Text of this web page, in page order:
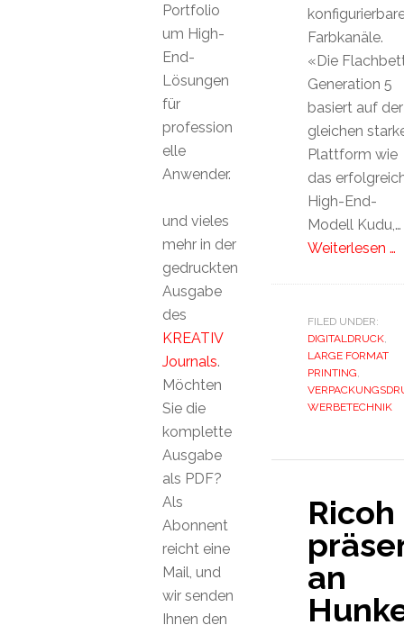
Farbkanäle.
«Die
Generation 5
basiert auf der
gleichen
Plattform wie
das
High-End-
Modell Kudu,…
Weiterlesen …
FILED UNDER:
DIGITALDRUCK,
LARGE FORMAT
PRINTING,
WERBETECHNIK
Ricoh
an
Portfolio
um High-
End-
Lösungen
für
profession
elle
Anwender.
und vieles
mehr in der
gedruckten
Ausgabe
des
KREATIV
Journals.
Möchten
Sie die
komplette
Ausgabe
als PDF?
Als
Abonnent
reicht eine
Mail, und
wir senden
Ihnen den